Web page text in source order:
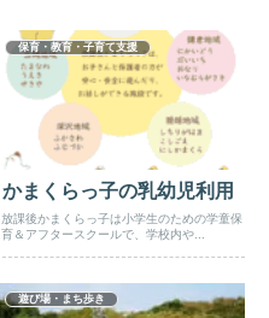
保育・教育・子育て支援
かまくらっ子の乳幼児利用
放課後かまくらっ子は小学生のための学童保
育＆アフタースクールで、学校内や...
遊び場・まち歩き